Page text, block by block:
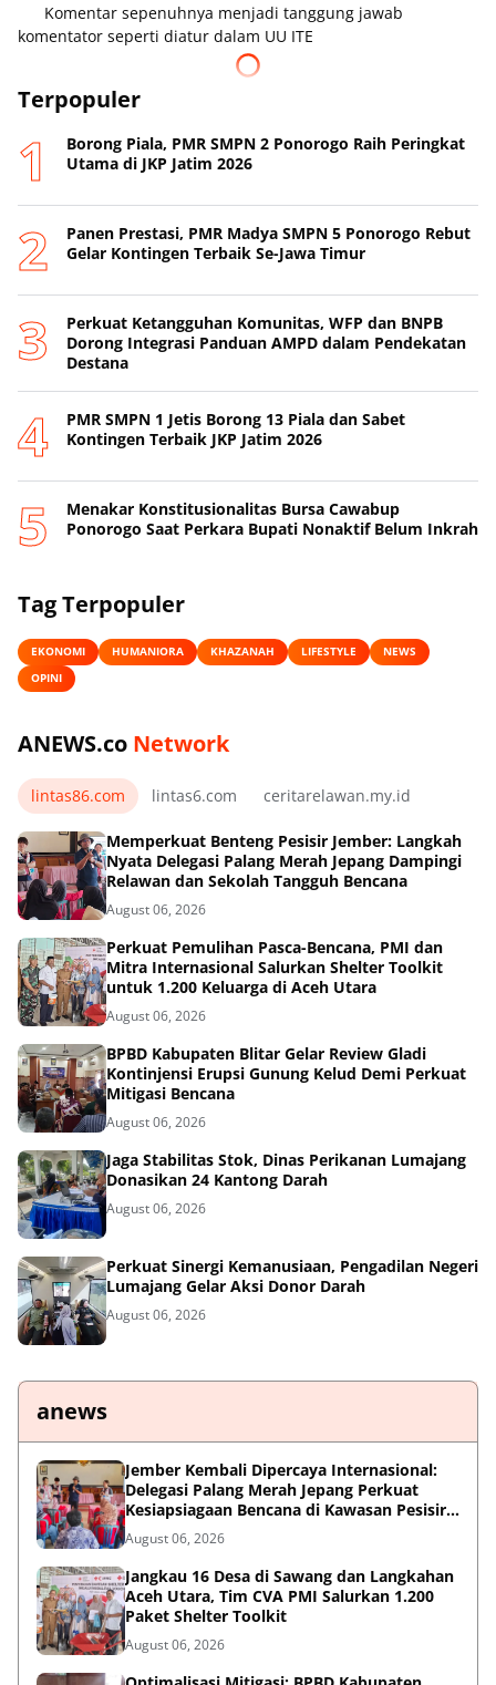
Komentar sepenuhnya menjadi tanggung jawab
komentator seperti diatur dalam UU ITE
Terpopuler
Borong Piala, PMR SMPN 2 Ponorogo Raih Peringkat
Utama di JKP Jatim 2026
Panen Prestasi, PMR Madya SMPN 5 Ponorogo Rebut
Gelar Kontingen Terbaik Se-Jawa Timur
Perkuat Ketangguhan Komunitas, WFP dan BNPB
Dorong Integrasi Panduan AMPD dalam Pendekatan
Destana
PMR SMPN 1 Jetis Borong 13 Piala dan Sabet
Kontingen Terbaik JKP Jatim 2026
Menakar Konstitusionalitas Bursa Cawabup
Ponorogo Saat Perkara Bupati Nonaktif Belum Inkrah
Tag Terpopuler
EKONOMI HUMANIORA KHAZANAH LIFESTYLE
NEWS
OPINI
ANEWS.co Network
lintas86.com lintas6.com ceritarelawan.my.id
Memperkuat Benteng Pesisir Jember: Langkah
Nyata Delegasi Palang Merah Jepang Dampingi
Relawan dan Sekolah Tangguh Bencana
August 06, 2026
Perkuat Pemulihan Pasca-Bencana, PMI dan
Mitra Internasional Salurkan Shelter Toolkit
untuk 1.200 Keluarga di Aceh Utara
August 06, 2026
BPBD Kabupaten Blitar Gelar Review Gladi
Kontinjensi Erupsi Gunung Kelud Demi Perkuat
Mitigasi Bencana
August 06, 2026
Jaga Stabilitas Stok, Dinas Perikanan Lumajang
Donasikan 24 Kantong Darah
August 06, 2026
Perkuat Sinergi Kemanusiaan, Pengadilan Negeri
Lumajang Gelar Aksi Donor Darah
August 06, 2026
anews
Jember Kembali Dipercaya Internasional:
Delegasi Palang Merah Jepang Perkuat
Kesiapsiagaan Bencana di Kawasan Pesisir
dan Sekolah
August 06, 2026
Jangkau 16 Desa di Sawang dan Langkahan
Aceh Utara, Tim CVA PMI Salurkan 1.200
Paket Shelter Toolkit
August 06, 2026